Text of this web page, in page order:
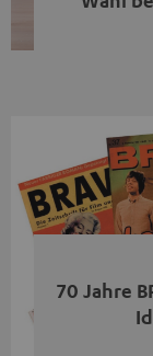
Streaming-
moderne
einem
Sound heute
70 Jahre